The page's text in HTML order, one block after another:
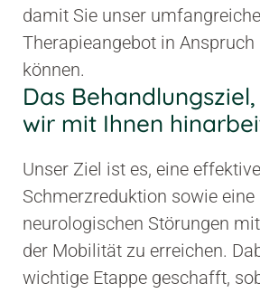
damit Sie unser
Therapieangebot in Anspruch
können.
Das
wir mit Ihnen
Unser Ziel ist es, eine effektive
Schmerzreduktion sowie eine
neurologischen Störungen
der Mobilität zu erreichen.
wichtige Etappe geschafft,